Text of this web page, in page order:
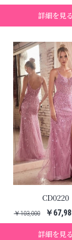
詳細を見る
CD0220
￥103,000 ￥
詳細を見る